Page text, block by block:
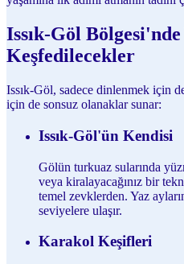
Issık-Göl
Keşfedilecekler
Issık-Göl, sadece dinlenmek için
için de sonsuz olanaklar sunar:
Issık-Göl'ün Kendisi
Gölün turkuaz sularında
veya kiralayacağınız bir
temel zevklerden. Yaz
seviyelere ulaşır.
Karakol Keşifleri